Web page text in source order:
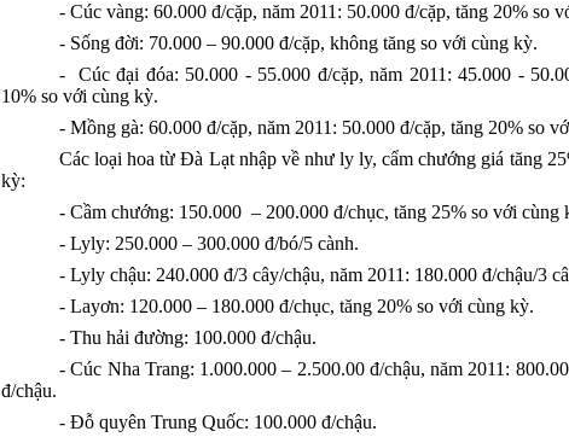
- Cúc vàng: 60.000 đ/cặp, năm 2011: 50.000 đ/cặp, tăng 20% so
- Sống đời: 70.000 – 90.000 đ/cặp, không tăng so với cùng kỳ.
- Cúc đại đóa: 50.000 - 55.000 đ/cặp, năm 2011: 45.000 -
10% so với cùng kỳ.
- Mồng gà: 60.000 đ/cặp, năm 2011: 50.000 đ/cặp, tăng 20% so
Các loại hoa từ Đà Lạt nhập về như ly ly, cẩm chướng giá tăng
kỳ:
- Cầm chướng: 150.000 – 200.000 đ/chục, tăng 25% so với cùng
- Lyly: 250.000 – 300.000 đ/bó/5 cành.
- Lyly chậu: 240.000 đ/3 cây/chậu, năm 2011: 180.000 đ/chậu/3
- Layơn: 120.000 – 180.000 đ/chục, tăng 20% so với cùng kỳ.
- Thu hải đường: 100.000 đ/chậu.
- Cúc Nha Trang: 1.000.000 – 2.500.00 đ/chậu, năm 2011:
đ/chậu.
- Đỗ quyên Trung Quốc: 100.000 đ/chậu.